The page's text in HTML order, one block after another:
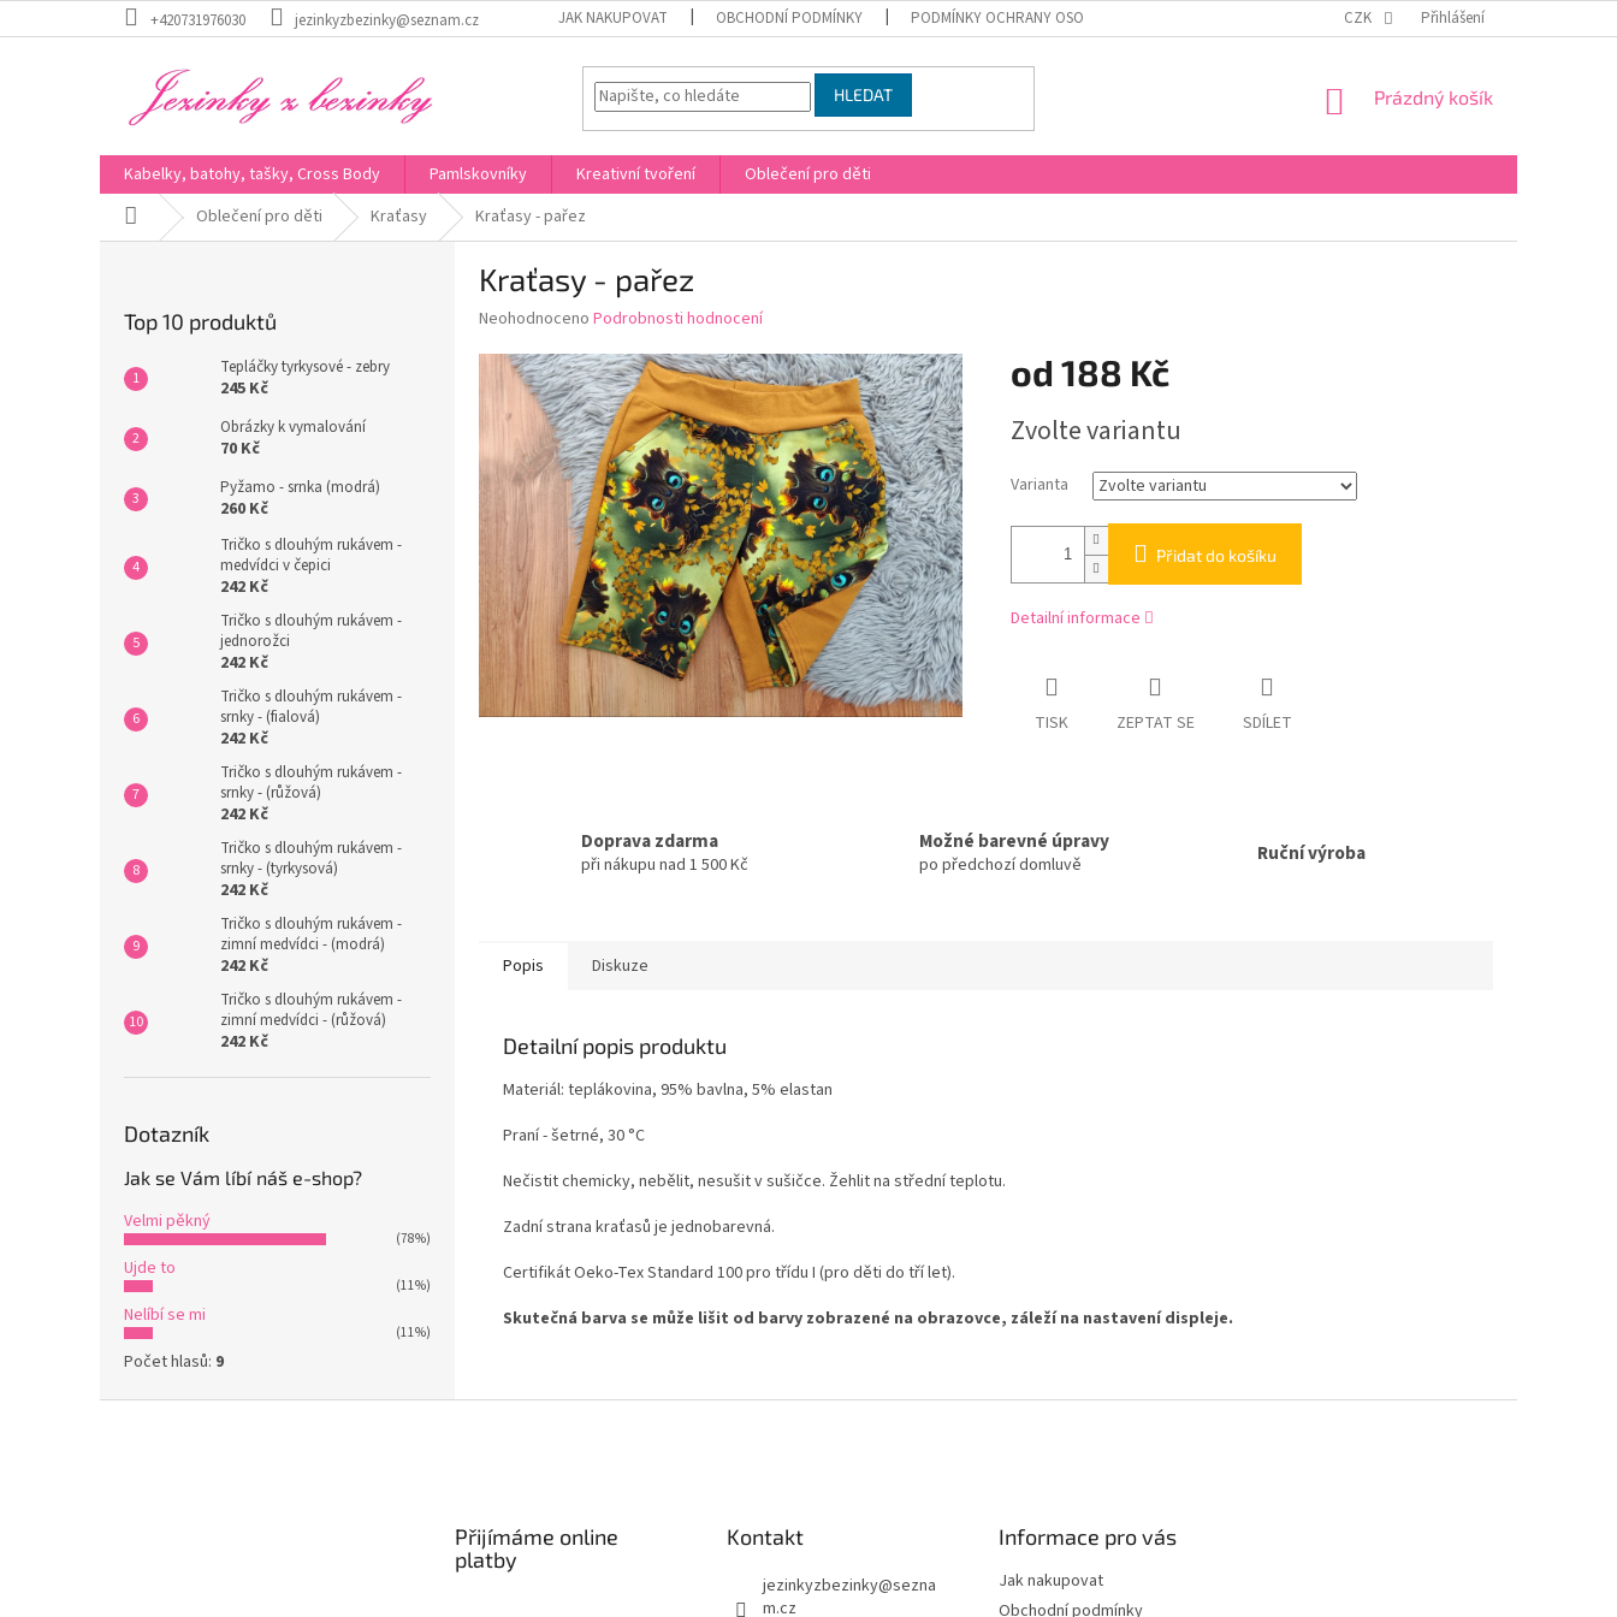
na
+420731976030 jezinkyzbezinky@seznam.cz JAK NAKUPOVAT OBCHODNÍ PODMÍNKY PODMÍNKY OCHRANY OSOBNÍCH ÚDAJŮ REKLAMAČNÍ ŘÁD
CZK Přihlášení
HLEDAT
NÁKUPNÍ
Prázdný košík
Kabelky, batohy, tašky, Cross Body Pamlskovníky Kreativní tvoření
Oblečení pro děti
Domů Oblečení pro děti Kraťasy Kraťasy - pařez
Top 10 produktů
Tepláčky tyrkysové - zebry
245 Kč
Obrázky k vymalování
70 Kč
Pyžamo - srnka (modrá)
260 Kč
Tričko s dlouhým rukávem -
medvídci v čepici
242 Kč
Tričko s dlouhým rukávem -
jednorožci
242 Kč
Tričko s dlouhým rukávem -
srnky - (fialová)
242 Kč
Tričko s dlouhým rukávem -
srnky - (růžová)
242 Kč
Tričko s dlouhým rukávem -
srnky - (tyrkysová)
242 Kč
Tričko s dlouhým rukávem -
zimní medvídci - (modrá)
242 Kč
Tričko s dlouhým rukávem -
zimní medvídci - (růžová)
242 Kč
Dotazník
Jak se Vám líbí náš e-shop?
Velmi pěkný
(78%)
Ujde to
(11%)
Nelíbí se mi
(11%)
Počet hlasů: 9
Kraťasy - pařez
Průměrné
produktu
5
hvězdiček.
Neohodnoceno Podrobnosti hodnocení
od 188 Kč
cena:
Zvolte variantu
Varianta
Přidat do košíku
Detailní informace
TISK ZEPTAT SE SDÍLET
Doprava zdarma
při nákupu nad 1 500 Kč
Možné barevné úpravy
po předchozí domluvě Ruční výroba
Popis Diskuze
Detailní popis produktu
Materiál: teplákovina, 95% bavlna, 5% elastan
Praní - šetrné, 30 °C
Nečistit chemicky, nebělit, nesušit v sušičce. Žehlit na střední teplotu.
Zadní strana kraťasů je jednobarevná.
Certifikát Oeko-Tex Standard 100 pro třídu I (pro děti do tří let).
Skutečná barva se může lišit od barvy zobrazené na obrazovce, záleží na nastavení displeje.
Přijímáme online
platby
Kontakt
jezinkyzbezinky@sezna
m.cz
Informace pro vás
Jak nakupovat
Obchodní podmínky